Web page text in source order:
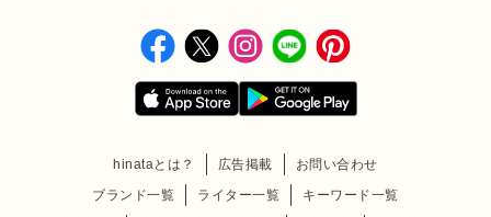
hinataとは？ 広告掲載
お問い合わせ
ブランド一覧
ライター一覧
キーワード一覧